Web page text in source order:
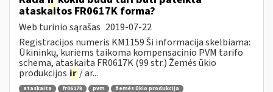
ataskaitos FR0617K forma?
Web turinio sąrašas 2019-07-22
Registracijos numeris KM1159 Ši informacija skelbiama:
Ūkininkų, kuriems taikoma kompensacinio PVM tarifo
schema, ataskaita FR0617K (99 str.) Žemės ūkio
produkcijos ir / ar...
ataskaita fr0617k pvm žemės ūkio produkcija